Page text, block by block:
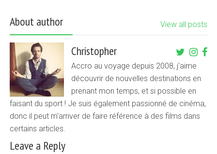
About author View all posts
Christopher
Accro au voyage depuis 2008, j'aime
découvrir de nouvelles destinations en
prenant mon temps, et si possible en
faisant du sport ! Je suis également passionné de cinéma,
donc il peut m'arriver de faire référence à des films dans
certains articles.
Leave a Reply